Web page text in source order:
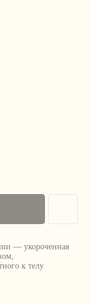
— укороченная
к телу